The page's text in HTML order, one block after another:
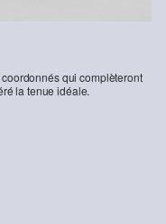
qui complèteront
la tenue idéale.